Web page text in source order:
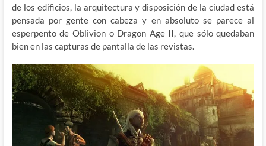
de los edificios, la arquitectura y disposición de la ciudad está
pensada por gente con cabeza y en absoluto se parece al
esperpento de Oblivion o Dragon Age II, que sólo quedaban
bien en las capturas de pantalla de las revistas.